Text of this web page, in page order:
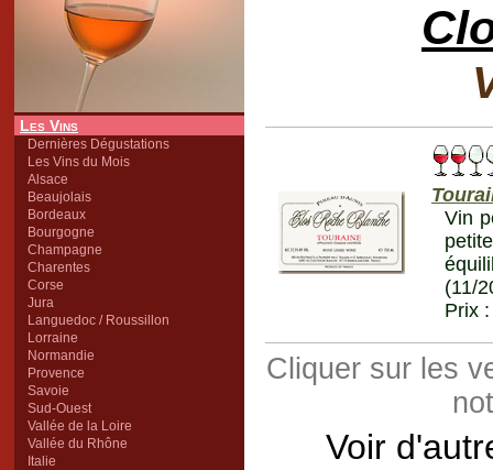
Les Vins
Dernières Dégustations
Les Vins du Mois
Alsace
Beaujolais
Bordeaux
Bourgogne
Champagne
Charentes
Corse
Jura
Languedoc / Roussillon
Lorraine
Normandie
Provence
Savoie
Sud-Ouest
Vallée de la Loire
Vallée du Rhône
Italie
Vin
(11/
Prix :
Cliquer sur les
Voir